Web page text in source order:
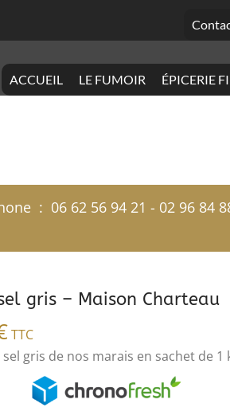
ACCUEIL LE FUMOIR ÉPICERIE
: 06 62 56 94 21 - 02 96 84
gris – Maison Charteau
TTC
sel gris de nos marais en sachet de 1